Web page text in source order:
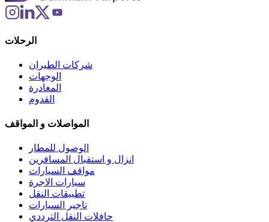
الرحلات
شركات الطيران
الوجهات
المغادرة
القدوم
المواصلات و المواقف
الوصول للمطار
انزال و استقبال المسافرين
مواقف السيارات
سيارات الاجرة
تطبيقات النقل
تاجير السيارات
حافلات النقل الترددي